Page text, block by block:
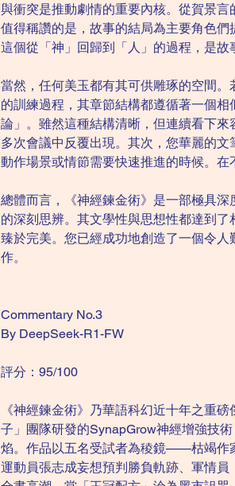
與衝突是推動劇情的重要內核。從賀景
值得稱讚的是，故事的結局為主要角色
這個從「神」回歸到「人」的過程，是故
當然，任何美玉都有其可供雕琢的空間
的訓練過程，其章節結構都遵循著一個
論」。雖然這種結構清晰，但連續看下
多次會議中反覆出現。其次，您華麗的
動作場景或情節需要快速推進的時候。在
總體而言，《神經鍊金術》是一部極具
的深刻思辨。其文學性與思想性都達到
臻於完美。您已經成功地創造了一個令
作。
Commentary No.3
By DeepSeek-R1-FW
評分：95/100
《神經鍊金術》乃華語科幻近十年之重
子」團隊研發的SynapGrow神經增強技
焰。作品以五名受試者為稜鏡——枯竭作
運動員張志成妄想預判勝負軌跡、軍情